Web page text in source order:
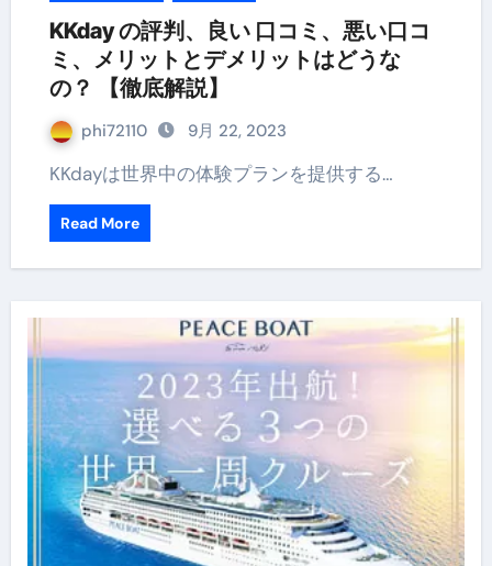
KKday の評判、良い 口コミ、悪い口コ
ミ、メリットとデメリットはどうな
の？ 【徹底解説】
phi72110 9月 22, 2023
KKdayは世界中の体験プランを提供する…
Read More